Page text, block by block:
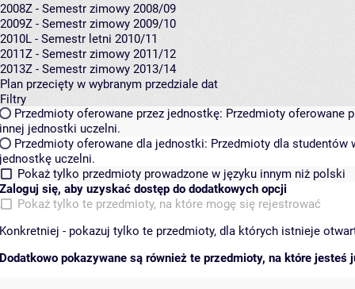
2008Z - Semestr zimowy 2008/09
2009Z - Semestr zimowy 2009/10
2010L - Semestr letni 2010/11
2011Z - Semestr zimowy 2011/12
2013Z - Semestr zimowy 2013/14
Plan przecięty w wybranym przedziale dat
Filtry
Przedmioty oferowane przez jednostkę: Przedmioty oferowane
innej jednostki uczelni.
Przedmioty oferowane dla jednostki: Przedmioty dla studentów
jednostkę uczelni.
Pokaż tylko przedmioty prowadzone w języku innym niż polski
Zaloguj się, aby uzyskać dostęp do dodatkowych opcji
Pokaż tylko te przedmioty, na które mogę się rejestrować
Konkretniej - pokazuj tylko te przedmioty, dla których istnieje
Dodatkowo pokazywane są również te przedmioty, na które jesteś